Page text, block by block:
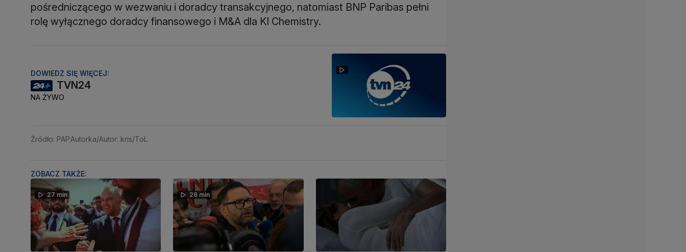
pośredniczącego w wezwaniu i doradcy transakcyjnego, natomiast BNP Paribas pełni
rolę wyłącznego doradcy finansowego i M&A dla KI Chemistry.
DOWIEDZ SIĘ WIĘCEJ:
TVN24
NA ŻYWO
Źródło: PAPAutorka/Autor: kris/ToL
ZOBACZ TAKŻE:
27 min 28 min